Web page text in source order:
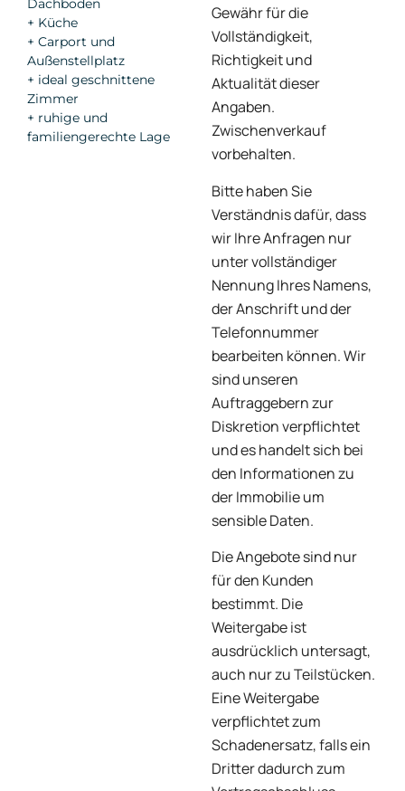
Dachboden
+ Küche
+ Carport und
Außenstellplatz
+ ideal geschnittene
Zimmer
+ ruhige und
familiengerechte Lage
Gewähr für die
Vollständigkeit,
Richtigkeit und
Aktualität dieser
Angaben.
Zwischenverkauf
vorbehalten.
Bitte haben Sie
Verständnis dafür, dass
wir Ihre Anfragen nur
unter vollständiger
Nennung Ihres Namens,
der Anschrift und der
Telefonnummer
bearbeiten können. Wir
sind unseren
Auftraggebern zur
Diskretion verpflichtet
und es handelt sich bei
den Informationen zu
der Immobilie um
sensible Daten.
Die Angebote sind nur
für den Kunden
bestimmt. Die
Weitergabe ist
ausdrücklich untersagt,
auch nur zu Teilstücken.
Eine Weitergabe
verpflichtet zum
Schadenersatz, falls ein
Dritter dadurch zum